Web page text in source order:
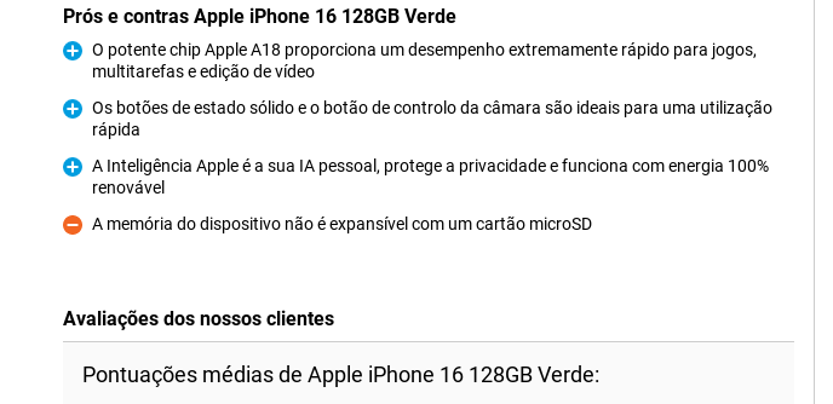
Prós e contras Apple iPhone 16 128GB Verde
Prós
O potente chip Apple A18 proporciona um desempenho extremamente rápido para jogos,
multitarefas e edição de vídeo
Prós
Os botões de estado sólido e o botão de controlo da câmara são ideais para uma utilização
rápida
Prós
A Inteligência Apple é a sua IA pessoal, protege a privacidade e funciona com energia 100%
renovável
Contras
A memória do dispositivo não é expansível com um cartão microSD
Avaliações dos nossos clientes
Pontuações médias de Apple iPhone 16 128GB Verde: